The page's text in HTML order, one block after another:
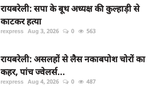
रायबरेली: सपा के बूथ अध्यक्ष की कुल्हाड़ी से
काटकर हत्या
rexpress Aug 3, 2026 0 563
रायबरेली: असलहों से लैस नकाबपोश चोरों का
कहर, पांच ज्वेलर्स...
rexpress Aug 4, 2026 0 487